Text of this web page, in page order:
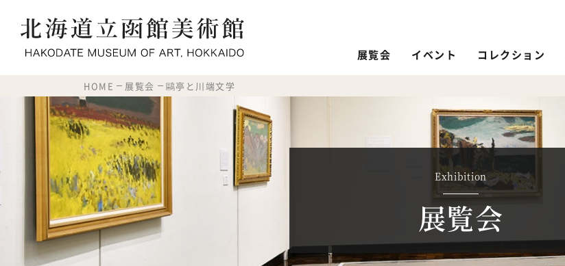
展覧会 イベント コレクション
HOME 展覧会 鷗亭と川端文学
Exhibition
展覧会